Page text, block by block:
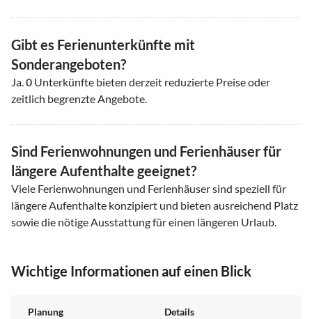
Gibt es Ferienunterkünfte mit
Sonderangeboten?
Ja. 0 Unterkünfte bieten derzeit reduzierte Preise oder
zeitlich begrenzte Angebote.
Sind Ferienwohnungen und Ferienhäuser für
längere Aufenthalte geeignet?
Viele Ferienwohnungen und Ferienhäuser sind speziell für
längere Aufenthalte konzipiert und bieten ausreichend Platz
sowie die nötige Ausstattung für einen längeren Urlaub.
Wichtige Informationen auf einen Blick
Planung Details